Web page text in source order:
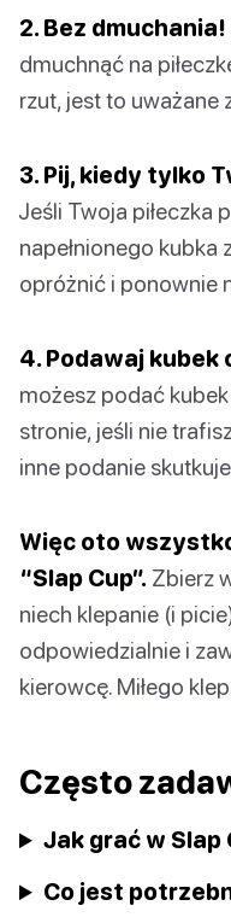
2. Bez dmuchania!
dmuchnąć na
rzut, jest to uważane
3. Pij, kiedy tylko
Jeśli Twoja piłeczka
napełnionego kubka
opróżnić i ponownie
4. Podawaj kubek
możesz podać
stronie, jeśli nie
inne podanie
Więc oto
“Slap Cup”. Zbierz
niech klepanie (i
odpowiedzialnie i
kierowcę. Miłego
Często
Jak grać w Slap
Co jest